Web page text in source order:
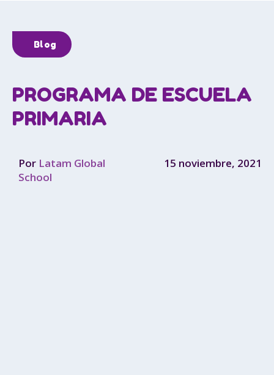
Blog
PROGRAMA DE ESCUELA
PRIMARIA
Por Latam Global
School
15 noviembre, 2021